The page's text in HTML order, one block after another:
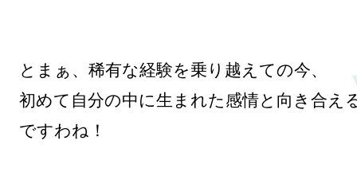
とまぁ、稀有な経験を乗り越えての今、
初めて自分の中に生まれた感情と向き合え
ですわね！